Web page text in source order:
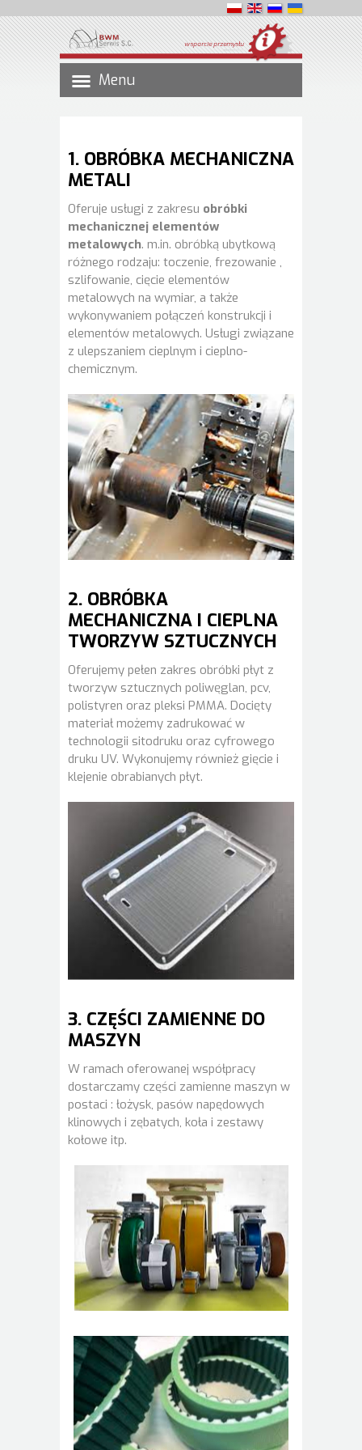
wsparcie przemysłu
Menu
1. OBRÓBKA MECHANICZNA
METALI
Oferuje usługi z zakresu obróbki
mechanicznej elementów
metalowych. m.in. obróbką ubytkową
różnego rodzaju: toczenie, frezowanie ,
szlifowanie, cięcie elementów
metalowych na wymiar, a także
wykonywaniem połączeń konstrukcji i
elementów metalowych. Usługi związane
z ulepszaniem cieplnym i cieplno-
chemicznym.
2. OBRÓBKA
MECHANICZNA I CIEPLNA
TWORZYW SZTUCZNYCH
Oferujemy pełen zakres obróbki płyt z
tworzyw sztucznych poliwęglan, pcv,
polistyren oraz pleksi PMMA. Docięty
materiał możemy zadrukować w
technologii sitodruku oraz cyfrowego
druku UV. Wykonujemy również gięcie i
klejenie obrabianych płyt.
3. CZĘŚCI ZAMIENNE DO
MASZYN
W ramach oferowanej współpracy
dostarczamy części zamienne maszyn w
postaci : łożysk, pasów napędowych
klinowych i zębatych, koła i zestawy
kołowe itp.